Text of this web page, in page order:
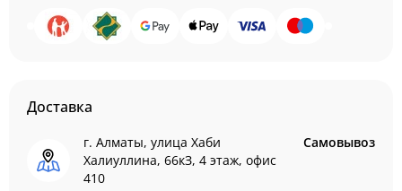
Доставка
г. Алматы, улица Хаби
Халиуллина, 66кЗ, 4 этаж, офис
410
Самовывоз